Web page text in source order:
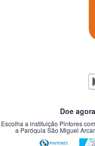
Doe
Escolha a instituição Pintores
a Paróquia São Miguel